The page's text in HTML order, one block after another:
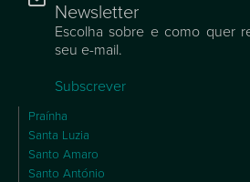
Newsletter
Escolha sobre e como quer
seu e-mail.
Subscrever
Praínha
Santa Luzia
Santo Amaro
Santo António